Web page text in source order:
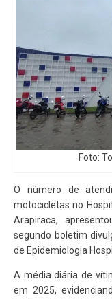
Foto:
O número de
motocicletas no
Arapiraca,
segundo boletim
de Epidemiologia
A média diária de
em 2025,